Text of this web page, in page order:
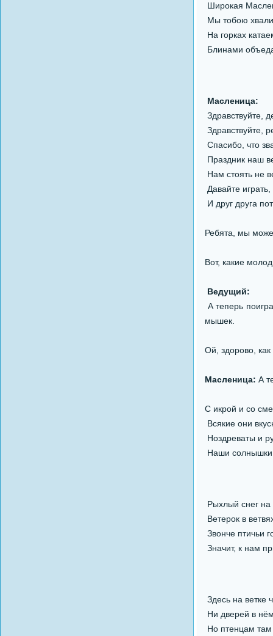
Широкая
Мы тобою
На горках
Блинами
Масленица:
Здравствуйте,
Здравствуйте,
Спасибо, что
Праздник наш
Нам стоять не
Давайте играть,
И друг друга
Ребята, мы
Вот, какие
Ведущий:
А теперь
мышек.
Ой, здорово,
Масленица: А
С икрой и со
Всякие они
Ноздреваты и
Наши
Рыхлый снег на
Ветерок в
Звонче птичьи
Значит, к нам
Здесь на ветке
Ни дверей в
Но птенцам там